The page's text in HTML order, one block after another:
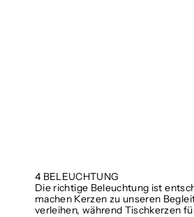
4 BELEUCHTUNG
Die richtige Beleuchtung ist
machen Kerzen zu unseren
verleihen, während Tischkerzen